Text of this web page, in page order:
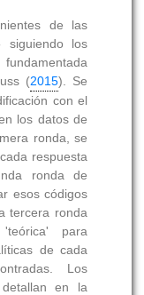
de las
siguiendo los
(2015). Se
con el
los datos de
ronda, se
respuesta
ronda de
esos códigos
tercera ronda
para
de cada
Los
en la